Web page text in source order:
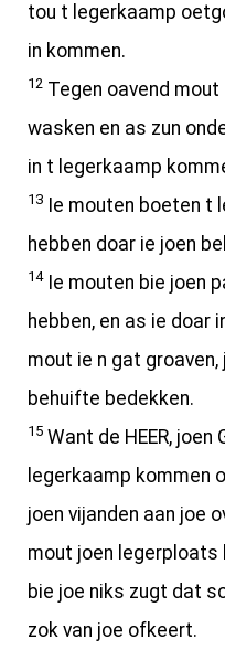
tou t legerkaamp
in kommen.
12 Tegen oavend
wasken en as zun
in t legerkaamp
13
Ie mouten boeten t
hebben doar ie joen
14Ie mouten bie joen
hebben, en as ie doar
mout ie n gat
behuifte bedekken.
15 Want de HEER, joen
legerkaamp kommen
joen vijanden aan joe
mout joen legerploats
bie joe niks zugt dat
zok van joe ofkeert.